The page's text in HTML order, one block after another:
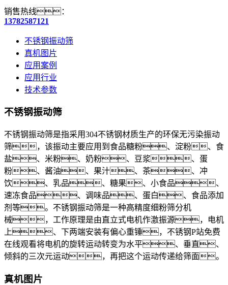
销售热线：
13782587121
不锈钢振动筛
真机图片
应用案例
应用行业
技术参数
不锈钢振动筛
不锈钢振动筛是指采用304不锈钢材质生产的环保无污染振动
筛，该振动主要应用到食品糖粉、淀粉、食
盐、米粉、奶粉、豆浆、蛋
粉、酱油、果汁、茶、冲
饮、乳品、糖果、小食品、
速冻食品、调味品、蛋白、食品添加
剂等。不锈钢振动筛是一种高精度细粉筛分机
械，工作原理是由直立式电机作激振源，电机
上、下两端安装有偏心重锤， 不锈钢P站免费
在线观看将电机的旋转运动转变为水平、垂直、
倾斜的三次元运动，再把这个运动传递给筛面。
真机图片